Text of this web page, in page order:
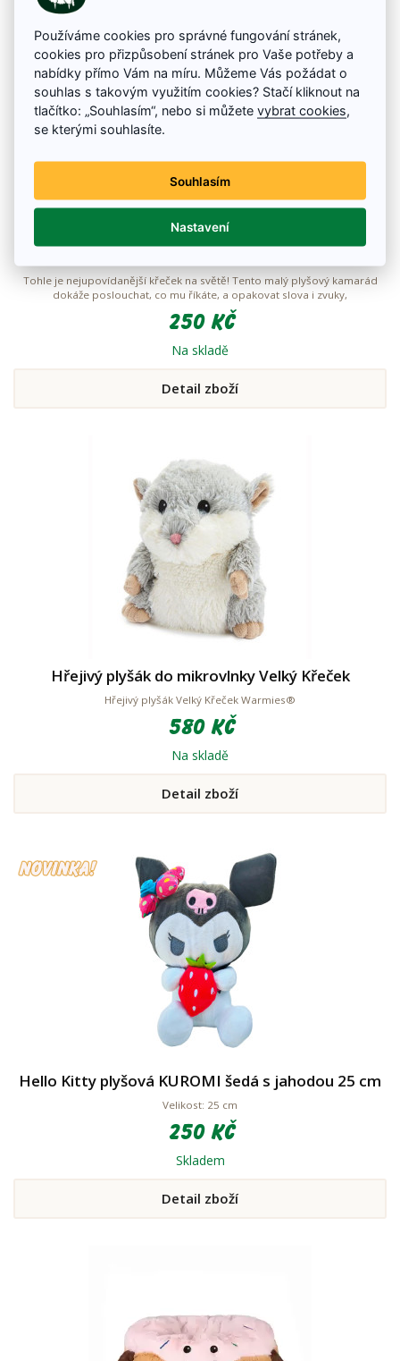
Tohle je nejupovídanější křeček na světě! Tento malý plyšový kamarád
dokáže poslouchat, co mu říkáte, a opakovat slova i zvuky,
250 Kč
Na skladě
Detail zboží
Hřejivý plyšák do mikrovlnky Velký Křeček
Hřejivý plyšák Velký Křeček Warmies®
580 Kč
Na skladě
Detail zboží
Hello Kitty plyšová KUROMI šedá s jahodou 25 cm
Velikost: 25 cm
250 Kč
Skladem
Detail zboží
Používáme cookies pro správné fungování stránek,
cookies pro přizpůsobení stránek pro Vaše potřeby a
nabídky přímo Vám na míru. Můžeme Vás požádat o
souhlas s takovým využitím cookies? Stačí kliknout na
tlačítko: „Souhlasím“, nebo si můžetevybrat cookies,
se kterými souhlasíte.
Souhlasím
Nastavení